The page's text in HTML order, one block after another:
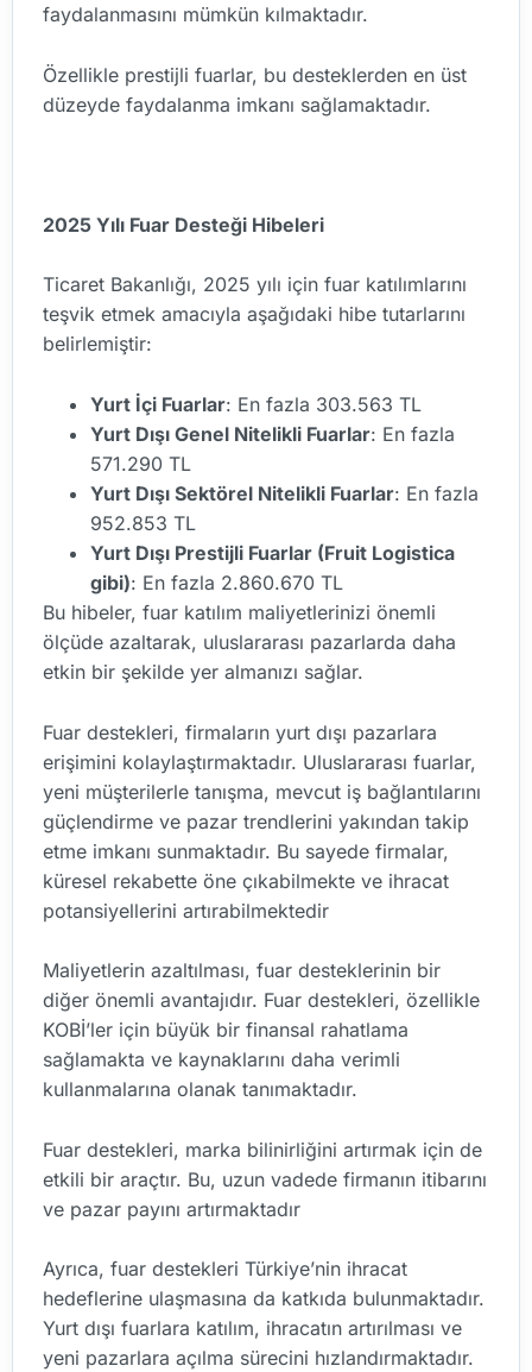
faydalanmasını mümkün kılmaktadır.
Özellikle prestijli fuarlar, bu desteklerden en üst
düzeyde faydalanma imkanı sağlamaktadır.
2025 Yılı Fuar Desteği Hibeleri
Ticaret Bakanlığı, 2025 yılı için fuar katılımlarını
teşvik etmek amacıyla aşağıdaki hibe tutarlarını
belirlemiştir:
Yurt İçi Fuarlar: En fazla 303.563 TL
Yurt Dışı Genel Nitelikli Fuarlar: En fazla
571.290 TL
Yurt Dışı Sektörel Nitelikli Fuarlar: En fazla
952.853 TL
Yurt Dışı Prestijli Fuarlar (Fruit Logistica
gibi): En fazla 2.860.670 TL
Bu hibeler, fuar katılım maliyetlerinizi önemli
ölçüde azaltarak, uluslararası pazarlarda daha
etkin bir şekilde yer almanızı sağlar.
Fuar destekleri, firmaların yurt dışı pazarlara
erişimini kolaylaştırmaktadır. Uluslararası fuarlar,
yeni müşterilerle tanışma, mevcut iş bağlantılarını
güçlendirme ve pazar trendlerini yakından takip
etme imkanı sunmaktadır. Bu sayede firmalar,
küresel rekabette öne çıkabilmekte ve ihracat
potansiyellerini artırabilmektedir
Maliyetlerin azaltılması, fuar desteklerinin bir
diğer önemli avantajıdır. Fuar destekleri, özellikle
KOBİ’ler için büyük bir finansal rahatlama
sağlamakta ve kaynaklarını daha verimli
kullanmalarına olanak tanımaktadır.
Fuar destekleri, marka bilinirliğini artırmak için de
etkili bir araçtır. Bu, uzun vadede firmanın itibarını
ve pazar payını artırmaktadır
Ayrıca, fuar destekleri Türkiye’nin ihracat
hedeflerine ulaşmasına da katkıda bulunmaktadır.
Yurt dışı fuarlara katılım, ihracatın artırılması ve
yeni pazarlara açılma sürecini hızlandırmaktadır.